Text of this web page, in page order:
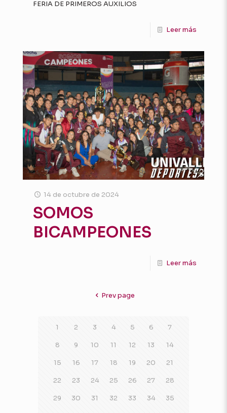
FERIA DE PRIMEROS AUXILIOS
Leer más
14 de octubre de 2024
SOMOS
BICAMPEONES
Leer más
Prev page
1 2 3 4 5 6 7
8 9 10 11 12 13 14
15 16 17 18 19 20 21
22 23 24 25 26 27 28
29 30 31 32 33 34 35